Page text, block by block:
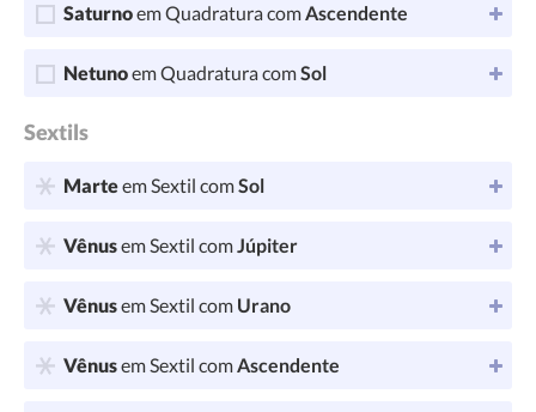
Saturnoem Quadratura comAscendente
Netunoem Quadratura comSol
Sextils
Marteem Sextil comSol
Vênusem Sextil comJúpiter
Vênusem Sextil com Urano
Vênusem Sextil comAscendente